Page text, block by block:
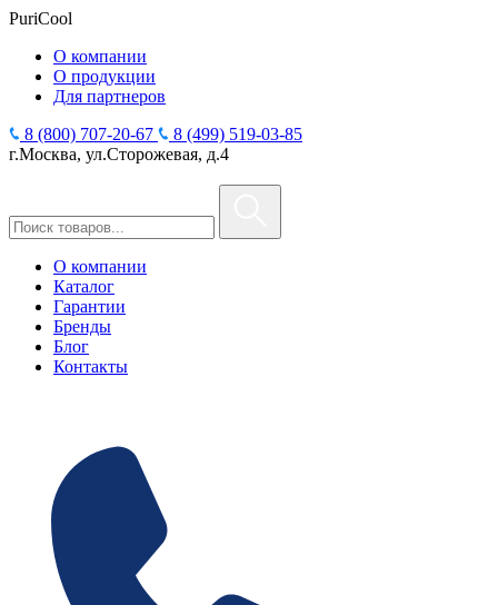
PuriCool
О компании
О продукции
Для партнеров
8 (800) 707-20-67
8 (499) 519-03-85
г.Москва, ул.Сторожевая, д.4
О компании
Каталог
Гарантии
Бренды
Блог
Контакты